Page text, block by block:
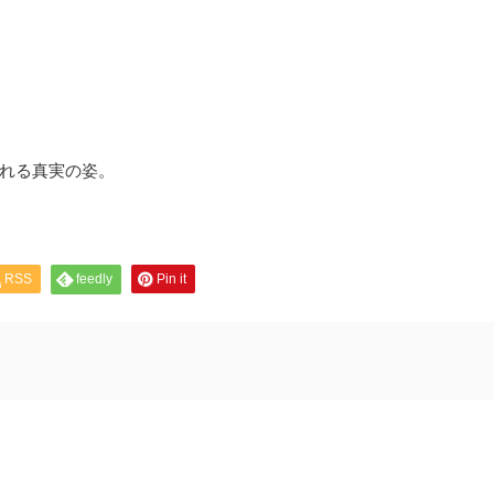
る真実の姿。
RSS feedly Pin it